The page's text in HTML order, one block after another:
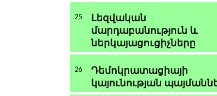
25
Լեզվական
մարդաբանություն և
ներկայացուցիչները
26
Դեմոկրատացիայի
կայունության